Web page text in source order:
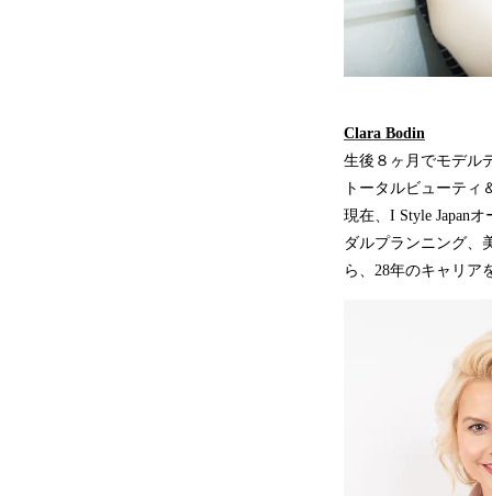
Clara Bodin
生後８ヶ月でモデル
トータルビューテ
現在、I Style Japan
ダルプランニング、
ら、28年のキャリア